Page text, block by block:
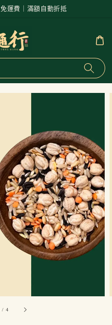
免運費｜滿額自動折抵
/ 4